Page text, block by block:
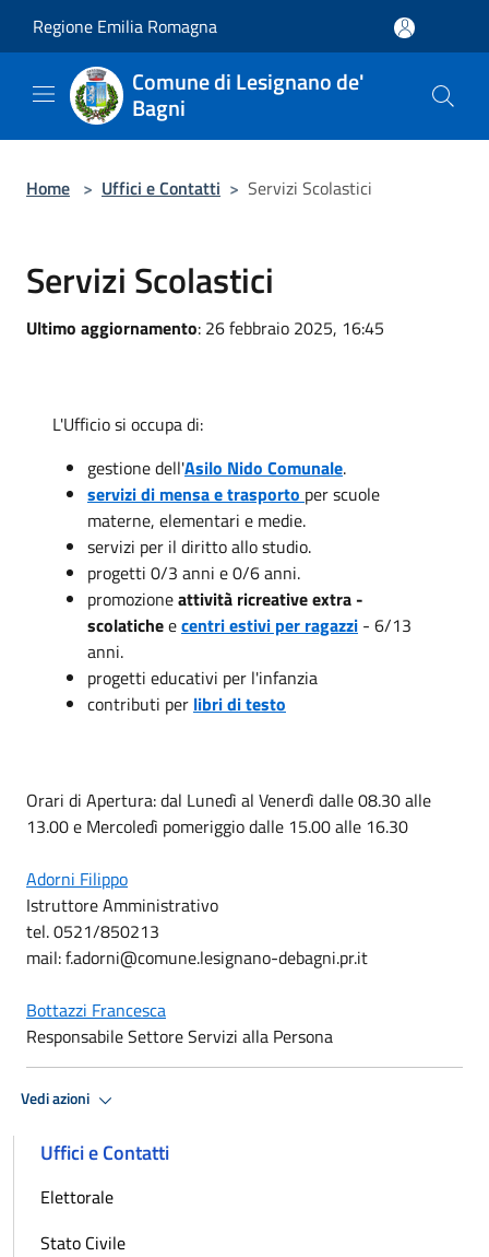
Regione Emilia Romagna
Comune di Lesignano de'
Bagni
Home > Uffici e Contatti > Servizi Scolastici
Servizi Scolastici
Ultimo aggiornamento: 26 febbraio 2025, 16:45
L'Ufficio si occupa di:
gestione dell'Asilo Nido Comunale.
servizi di mensa e trasporto per scuole
materne, elementari e medie.
servizi per il diritto allo studio.
progetti 0/3 anni e 0/6 anni.
promozioneattività ricreative extra -
scolaticheecentri estivi per ragazzi - 6/13
anni.
progetti educativi per l'infanzia
contributi per libri di testo
Orari di Apertura: dal Lunedì al Venerdì dalle 08.30 alle
13.00 e Mercoledì pomeriggio dalle 15.00 alle 16.30
Adorni Filippo
Istruttore Amministrativo
tel. 0521/850213
mail: f.adorni@comune.lesignano-debagni.pr.it
Bottazzi Francesca
Responsabile Settore Servizi alla Persona
Vedi azioni
Uffici e Contatti
Elettorale
Stato Civile